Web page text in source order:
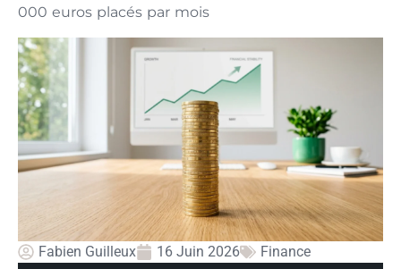
000 euros placés par mois
Fabien Guilleux 16 Juin 2026 Finance